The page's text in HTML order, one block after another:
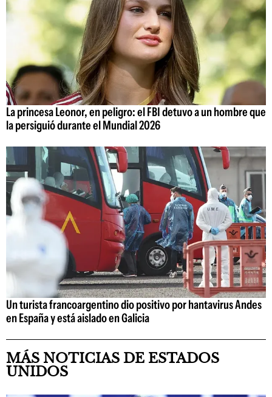
La princesa Leonor, en peligro: el FBI detuvo a un hombre que
la persiguió durante el Mundial 2026
Un turista francoargentino dio positivo por hantavirus Andes
en España y está aislado en Galicia
MÁS NOTICIAS DE ESTADOS
UNIDOS